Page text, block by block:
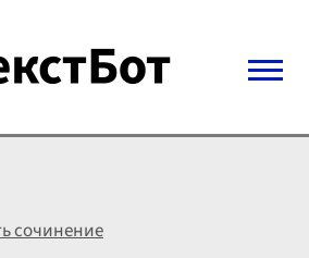
сочинение